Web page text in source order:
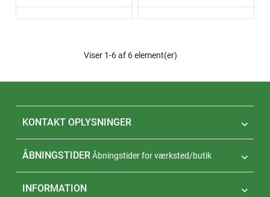
Viser 1-6 af 6 element(er)
KONTAKT OPLYSNINGER 
ÅBNINGSTIDER 
Åbningstider for værksted/butik
INFORMATION 